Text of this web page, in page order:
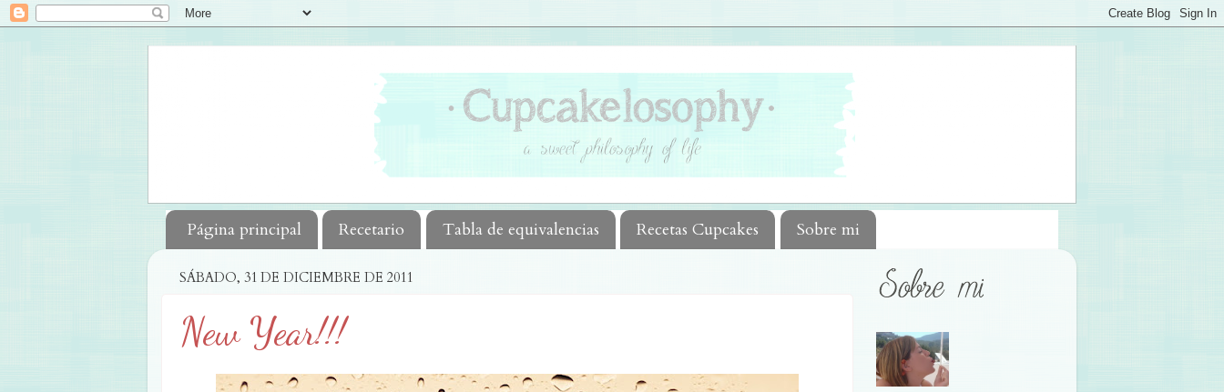
Página principal Recetario Tabla de equivalencias Recetas Cupcakes Sobre mi
SÁBADO, 31 DE DICIEMBRE DE 2011
New Year!!!